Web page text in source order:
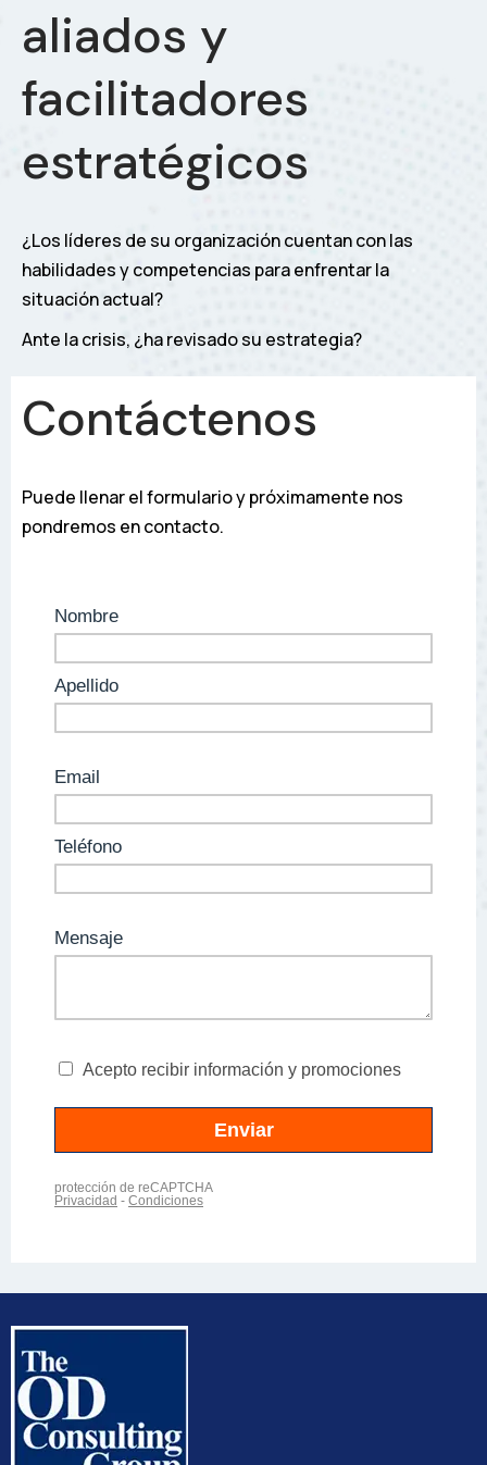
aliados y
facilitadores
estratégicos
¿Los líderes de su organización cuentan con las
habilidades y competencias para enfrentar la
situación actual?
Ante la crisis, ¿ha revisado su estrategia?
Contáctenos
Puede llenar el formulario y próximamente nos
pondremos en contacto.